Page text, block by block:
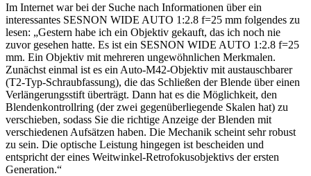
Im Internet war bei der Suche nach Informationen über ein
interessantes SESNON WIDE AUTO 1:2.8 f=25 mm folgendes zu
lesen: „Gestern habe ich ein Objektiv gekauft, das ich noch nie
zuvor gesehen hatte. Es ist ein SESNON WIDE AUTO 1:2.8 f=25
mm. Ein Objektiv mit mehreren ungewöhnlichen Merkmalen.
Zunächst einmal ist es ein Auto-M42-Objektiv mit austauschbarer
(T2-Typ-Schraubfassung), die das Schließen der Blende über einen
Verlängerungsstift überträgt. Dann hat es die Möglichkeit, den
Blendenkontrollring (der zwei gegenüberliegende Skalen hat) zu
verschieben, sodass Sie die richtige Anzeige der Blenden mit
verschiedenen Aufsätzen haben. Die Mechanik scheint sehr robust
zu sein. Die optische Leistung hingegen ist bescheiden und
entspricht der eines Weitwinkel-Retrofokusobjektivs der ersten
Generation.“